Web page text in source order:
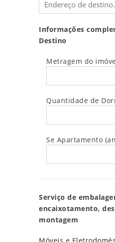
Informações
Destino
Metragem do
Quantidade de
Se Apartamento
Serviço de
encaixotamento,
montagem